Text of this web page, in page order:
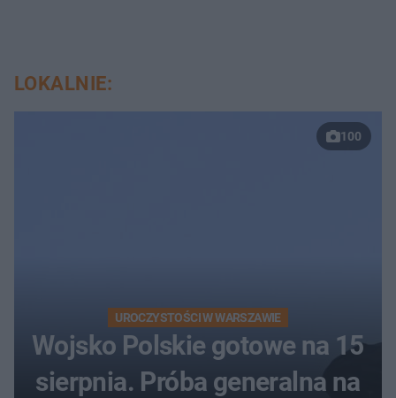
LOKALNIE:
100
UROCZYSTOŚCI W WARSZAWIE
Wojsko Polskie gotowe na 15
sierpnia. Próba generalna na